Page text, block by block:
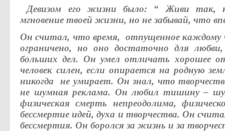
Девизом его жизни было: “ Живи так,
мгновение твоей жизни, но не забывай, что
Он считал, что время, отпущенное каждому
ограничено, но оно достаточно для
больших дел. Он умел отличать хорошее
человек силен, если опирается на родную
никогда не умирает. Он знал, что
не шумная реклама. Он любил тишину –
физическая смерть непреодолима,
бессмертие идей, духа и творчества. Он
бессмертия. Он боролся за жизнь и за